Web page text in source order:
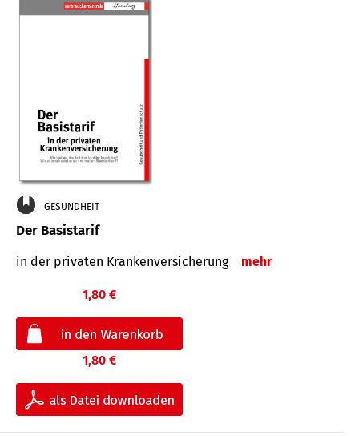
GESUNDHEIT
Der Basistarif
in der privaten Kran­ken­ver­siche­rung mehr
1,80 €
1,80 €